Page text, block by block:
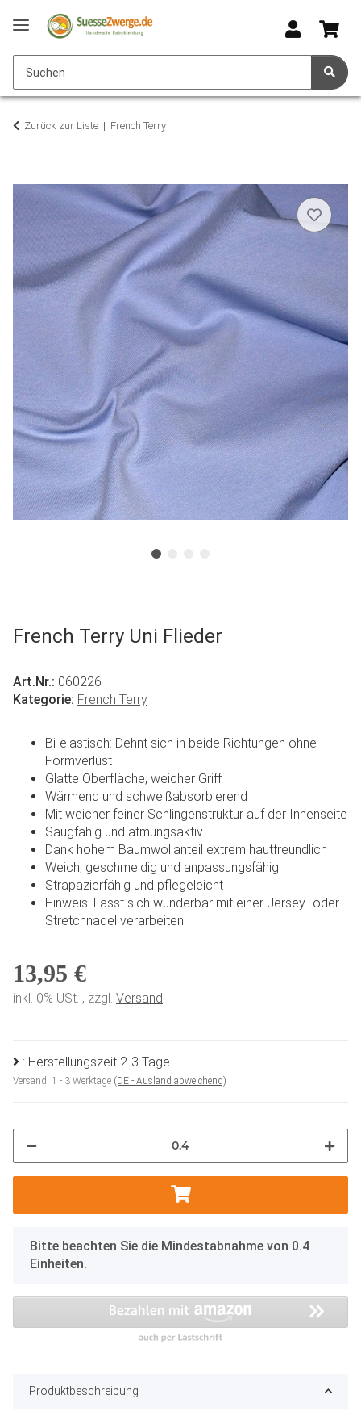
Zurück zur Liste French Terry
French Terry Uni Flieder
Art.Nr.: 060226
Kategorie: French Terry
Bi-elastisch: Dehnt sich in beide Richtungen ohne
Formverlust
Glatte Oberfläche, weicher Griff
Wärmend und schweißabsorbierend
Mit weicher feiner Schlingenstruktur auf der Innenseite
Saugfähig und atmungsaktiv
Dank hohem Baumwollanteil extrem hautfreundlich
Weich, geschmeidig und anpassungsfähig
Strapazierfähig und pflegeleicht
Hinweis: Lässt sich wunderbar mit einer Jersey- oder
Stretchnadel verarbeiten
13,95 €
inkl. 0% USt. , zzgl. Versand
: Herstellungszeit 2-3 Tage
Versand: 1 - 3 Werktage (DE - Ausland abweichend)
x
Bitte beachten Sie die Mindestabnahme von 0.4
Einheiten.
Produktbeschreibung